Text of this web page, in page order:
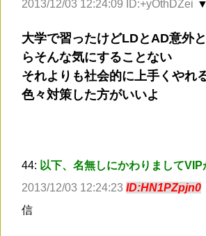
2013/12/03 12:24:09 ID:+yOthDZei
大学で習ったけどLDとAD意外
らそんな気にすることない
それよりも社会的に上手くやれ
色々対策した方がいいよ
44: 以下、名無しにかわりまして
2013/12/03 12:24:23 ID:HN1PZpjn0
信